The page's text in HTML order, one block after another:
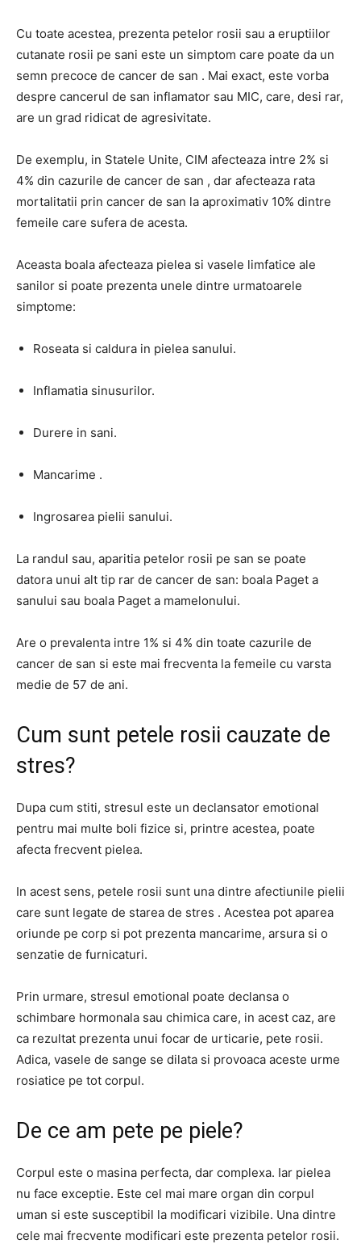
Cu toate acestea, prezenta petelor rosii sau a eruptiilor
cutanate rosii pe sani este un simptom care poate da un
semn precoce de cancer de san . Mai exact, este vorba
despre cancerul de san inflamator sau MIC, care, desi rar,
are un grad ridicat de agresivitate.
De exemplu, in Statele Unite, CIM afecteaza intre 2% si
4% din cazurile de cancer de san , dar afecteaza rata
mortalitatii prin cancer de san la aproximativ 10% dintre
femeile care sufera de acesta.
Aceasta boala afecteaza pielea si vasele limfatice ale
sanilor si poate prezenta unele dintre urmatoarele
simptome:
Roseata si caldura in pielea sanului.
Inflamatia sinusurilor.
Durere in sani.
Mancarime .
Ingrosarea pielii sanului.
La randul sau, aparitia petelor rosii pe san se poate
datora unui alt tip rar de cancer de san: boala Paget a
sanului sau boala Paget a mamelonului.
Are o prevalenta intre 1% si 4% din toate cazurile de
cancer de san si este mai frecventa la femeile cu varsta
medie de 57 de ani.
Cum sunt petele rosii cauzate de
stres?
Dupa cum stiti, stresul este un declansator emotional
pentru mai multe boli fizice si, printre acestea, poate
afecta frecvent pielea.
In acest sens, petele rosii sunt una dintre afectiunile pielii
care sunt legate de starea de stres . Acestea pot aparea
oriunde pe corp si pot prezenta mancarime, arsura si o
senzatie de furnicaturi.
Prin urmare, stresul emotional poate declansa o
schimbare hormonala sau chimica care, in acest caz, are
ca rezultat prezenta unui focar de urticarie, pete rosii.
Adica, vasele de sange se dilata si provoaca aceste urme
rosiatice pe tot corpul.
De ce am pete pe piele?
Corpul este o masina perfecta, dar complexa. Iar pielea
nu face exceptie. Este cel mai mare organ din corpul
uman si este susceptibil la modificari vizibile. Una dintre
cele mai frecvente modificari este prezenta petelor rosii.